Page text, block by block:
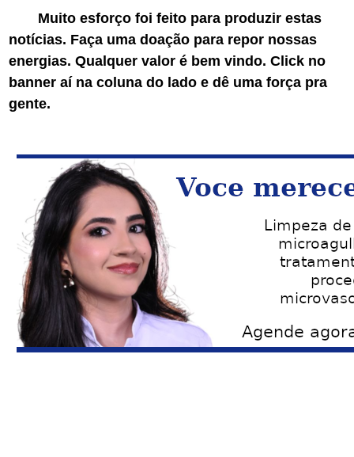
Muito esforço foi feito para produzir estas
notícias. Faça uma doação para repor nossas
energias. Qualquer valor é bem vindo. Click no
banner aí na coluna do lado e dê uma força pra
gente.